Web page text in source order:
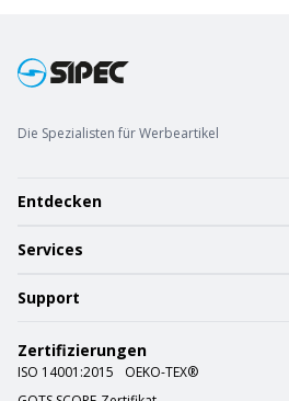
Die Spezialisten für Werbeartikel
Entdecken
Services
Support
Zertifizierungen
ISO 14001:2015
OEKO-TEX®